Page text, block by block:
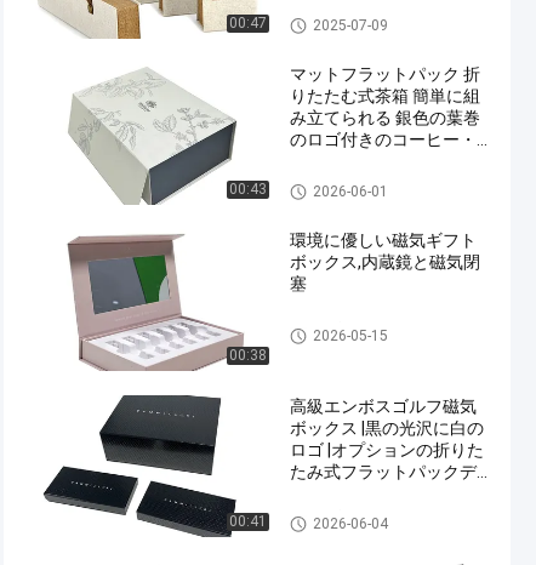
00:47
状
カスタム印刷された包装箱
2025-07-09
00:43
マットフラットパック 折
りたたむ式茶箱 簡単に組
み立てられる 銀色の葉巻
のロゴ付きのコーヒー・
ス
折り紙の箱
2026-06-01
00:38
環境に優しい磁気ギフト
ボックス,内蔵鏡と磁気閉
塞
磁気閉塞箱
2026-05-15
00:41
高級エンボスゴルフ磁気
ボックス |黒の光沢に白の
ロゴ |オプションの折りた
たみ式フラットパックデ
磁気閉塞箱
2026-06-04